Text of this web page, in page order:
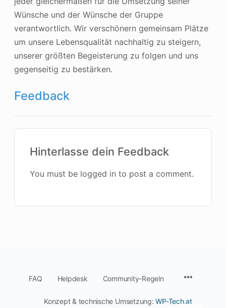
Wünsche und der Wünsche der Gruppe
verantwortlich. Wir verschönern gemeinsam Plätze
um unsere Lebensqualität nachhaltig zu steigern,
unserer größten Begeisterung zu folgen und uns
gegenseitig zu bestärken.
Feedback
Hinterlasse dein Feedback
You must be logged in to post a comment.
FAQ Helpdesk Community-Regeln
Konzept & technische Umsetzung:WP-Tech.at